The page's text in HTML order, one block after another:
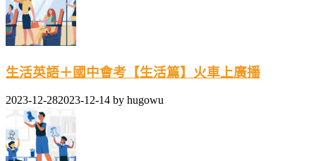
生活英語＋國中會考【生活篇】火車上廣播
2023-12-282023-12-14 by hugowu